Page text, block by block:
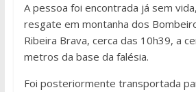
A pessoa foi encontrada já sem
resgate em montanha dos
Ribeira Brava, cerca das 10h39, a
metros da base da falésia.
Foi posteriormente transportada